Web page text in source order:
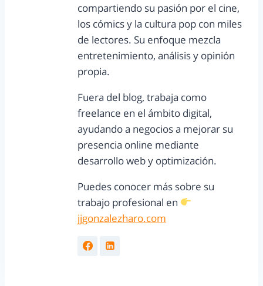
compartiendo su pasión por el cine,
los cómics y la cultura pop con miles
de lectores. Su enfoque mezcla
entretenimiento, análisis y opinión
propia.
Fuera del blog, trabaja como
freelance en el ámbito digital,
ayudando a negocios a mejorar su
presencia online mediante
desarrollo web y optimización.
Puedes conocer más sobre su
trabajo profesional en
jjgonzalezharo.com